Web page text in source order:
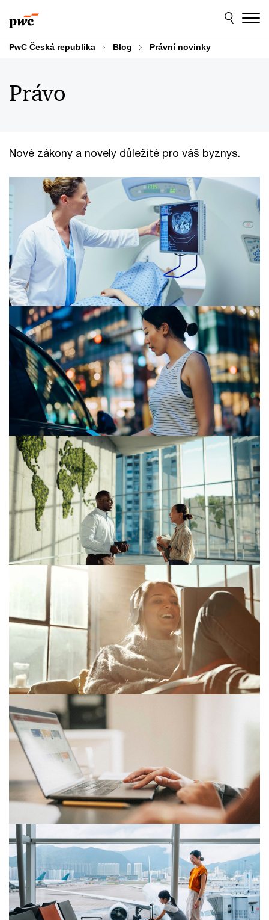
to
content
to
footer
PwC Česká republika Blog Právní novinky
Právo
Nové zákony a novely důležité pro váš byznys.
25/05/26
EUDAMED: Jednotná databáze mění
pravidla hry na trhu zdravotnických
prostředků
20/04/26
Návrh zákona o platformové práci
07/04/26
Transparentnost v odměňování:
Návrh zákona je tady
02/04/26
Nová „tlačítková” povinnost pro e-
shopy
12/03/26
Mohou e-shopy požadovat po
zákaznících založení zákaznického
účtu?